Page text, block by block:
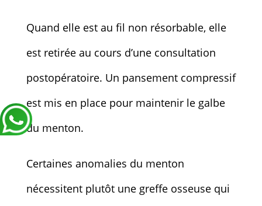
Quand elle est au fil non résorbable, elle
est retirée au cours d’une consultation
postopératoire. Un pansement compressif
est mis en place pour maintenir le galbe
du menton.
Certaines anomalies du menton
nécessitent plutôt une greffe osseuse qui